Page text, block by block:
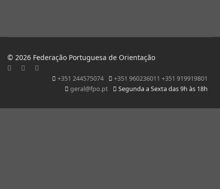
© 2026 Federação Portuguesa de Orientação
+351 244575074
+351 960236011 +351 919919801
geral@fpo.pt
Segunda a Sexta das 9h às 18h